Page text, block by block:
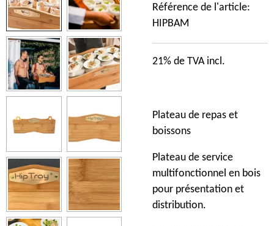
Référence de l'article:
HIPBAM
21% de TVA incl.
Plateau de repas et
boissons
Plateau de service
multifonctionnel en bois
pour présentation et
distribution.